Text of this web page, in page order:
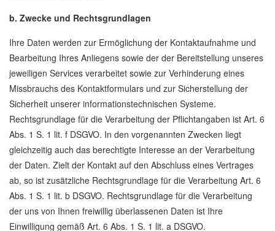
b. Zwecke und Rechtsgrundlagen
Ihre Daten werden zur Ermöglichung der Kontaktaufnahme und
Bearbeitung Ihres Anliegens sowie der der Bereitstellung unseres
jeweiligen Services verarbeitet sowie zur Verhinderung eines
Missbrauchs des Kontaktformulars und zur Sicherstellung der
Sicherheit unserer informationstechnischen Systeme.
Rechtsgrundlage für die Verarbeitung der Pflichtangaben ist Art. 6
Abs. 1 S. 1 lit. f DSGVO. In den vorgenannten Zwecken liegt
gleichzeitig auch das berechtigte Interesse an der Verarbeitung
der Daten. Zielt der Kontakt auf den Abschluss eines Vertrages
ab, so ist zusätzliche Rechtsgrundlage für die Verarbeitung Art. 6
Abs. 1 S. 1 lit. b DSGVO. Rechtsgrundlage für die Verarbeitung
der uns von Ihnen freiwillig überlassenen Daten ist Ihre
Einwilligung gemäß Art. 6 Abs. 1 S. 1 lit. a DSGVO.